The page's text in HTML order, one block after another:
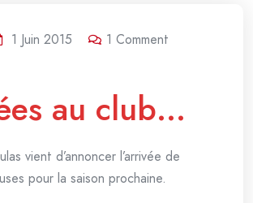
1 Juin 2015 1 Comment
au club…
vient d’annoncer l’arrivée de
pour la saison prochaine.